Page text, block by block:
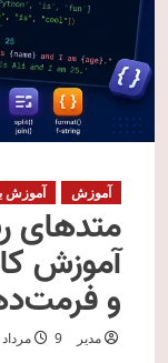
آموزش آموزش
متدهای
و
مدیر 9 مرداد 1405